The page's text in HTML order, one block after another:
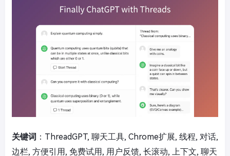
关键词 ：ThreadGPT, 聊天工具, Chrome扩展, 线程, 对话,
边栏, 方便引用, 免费试用, 用户反馈, 长滚动, 上下文, 聊天